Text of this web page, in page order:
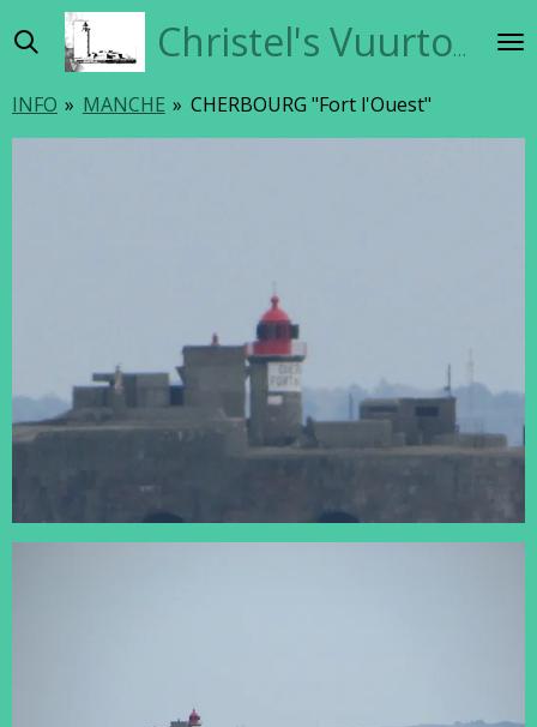
direct
de
hoofdinhoud
Christel's Vuurtorensite
INFO » MANCHE » CHERBOURG "Fort l'Ouest"